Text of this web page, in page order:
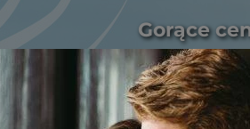
Gorące